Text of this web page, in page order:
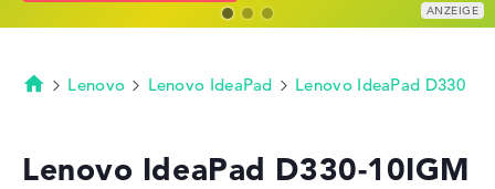
Kaufberatung
Technik & Wissen
Deals
Startseite
Lenovo Lenovo IdeaPad Lenovo IdeaPad D330
Lenovo IdeaPad D330-10IGM